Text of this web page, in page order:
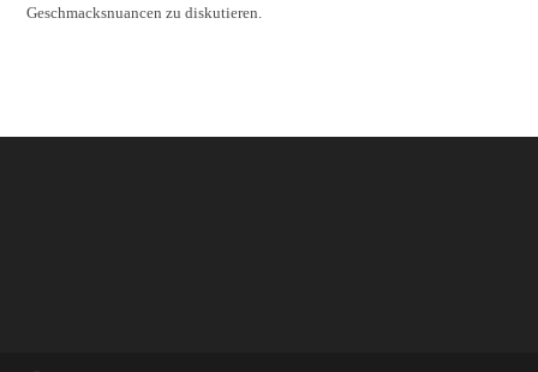
Geschmacksnuancen zu diskutieren.